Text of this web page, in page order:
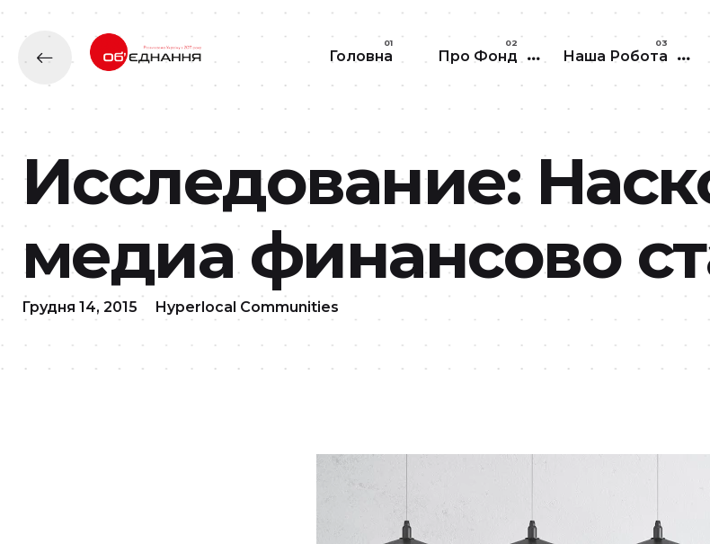
Головна
Про Фонд Наша Робота
Исследование:
медиа финансово
Грудня 14, 2015 Hyperlocal Communities